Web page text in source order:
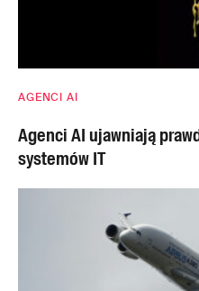
AGENCI AI
Agenci AI ujawniają
systemów IT